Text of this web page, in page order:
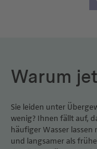
Warum
Sie leiden unter
wenig? Ihnen fällt auf,
häufiger Wasser lassen
und langsamer als